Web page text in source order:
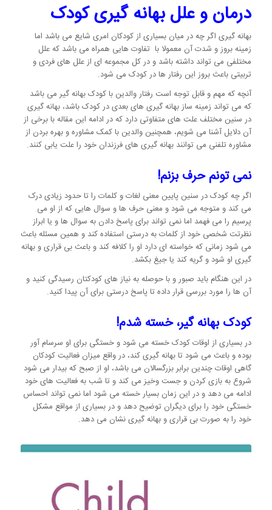
درمان و علل بهانه گیری کودک
بهانه گیری اگر چه در میان بسیاری از کودکان امری شایع می باشد اما
زمینه بروز و شدت آن معمولا با تفاوت هایی همراه می باشد که علل
مختلفی می تواند داشته باشد و در کل مجموعه ای از علل های فردی و
تربیتی باعث بروز این رفتار ها در کودک می شود.
آنچه که مهم و قابل توجه است رفتار والدین با کودک بهانه گیر می باشد
که می تواند زمینه ساز بهانه گیری های بعدی در کودک باشد، بهانه گیری
در سنین مختلف علت های متفاوتی دارد که در ادامه این مقاله با برخی از
آن دلایل آشنا می شویم، همچنین والدین با کمک مشاوره و بهره بردن از
مشاوره تلفنی می توانند بهانه گیری های فرزندان خود را علت یابی کنند.
نمی تونم حرف بزنم!
اگر چه کودک در سنین پایین معنی لغات و کلمات را تا حدود زیادی درک
می کند و متوجه می شود و معنی حرف ها و سوال هایی که از او می
پرسیم را می فهمد اما نمی تواند برای پاسخ دادن به سوال ها و یا ابراز
نظرتت شخصی خود از کلمات به درستی استفاده کند و همین مسئله باعث
می شود زمانی که خواسته ای دارد او را کلافه کند و باعث بی قراری و بهانه
گیری او شود و گریه کند یا جیغ بکشد.
در این هنگام باید صبور و با حوصله به نیاز های کودکتان رسیدگی کنید و
آن ها را مورد بررسی قرار داده تا پاسخ درستی برای آن پیدا کنید.
کودک بهانه گیر، خسته شدم!
در بسیاری از اوقات کودک خسته می شود و خستگی برای او سرسام آور
بوده و باعث می شود تا بهانه گیری کند، در واقع میزان فعالیت کودکان
گاهی اوقات چندین برابر بزرگسالان می باشد، او از صبح که بیدار می شود
شروع به بازی کردن و جست وخیز می کند و تا شب به فعالیت های خود
ادامه می دهد و در این زمان بسیار خسته می شود اما نمی تواند احساس
خستگی خود را برای دیگران توضیح دهد و در بسیاری از مواقع مشکل
خود را به صورت بی قراری و بهانه گیری نشان می دهد.